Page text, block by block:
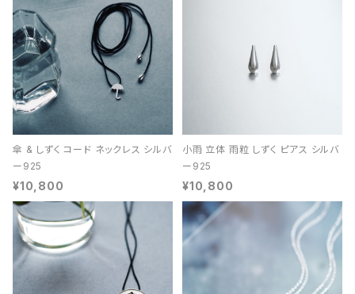
傘 & しずく コード ネックレス シルバ
ー925
¥10,800
小雨 立体 雨粒 しずく ピアス シルバ
ー925
¥10,800